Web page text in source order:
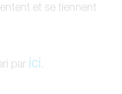
et se tiennent
par ici